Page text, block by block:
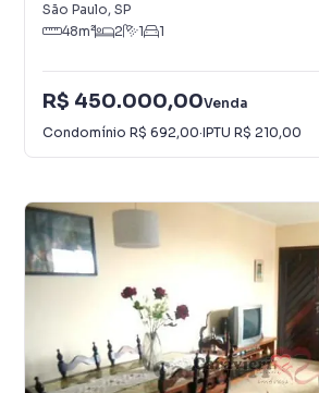
São Paulo, SP
48m² 2 1 1
R$ 450.000,00Venda
Condomínio R$ 692,00·IPTU R$ 210,00